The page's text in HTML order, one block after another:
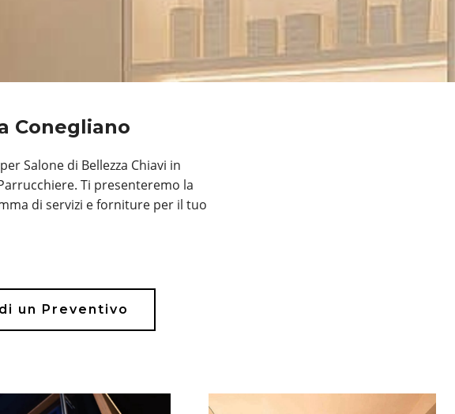
Conegliano
Salone di Bellezza Chiavi in
Ti presenteremo la
di servizi e forniture per il tuo
un Preventivo